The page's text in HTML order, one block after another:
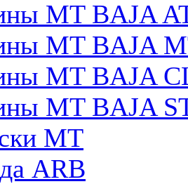
MT BAJA
MT BAJA
MT BAJA
MT BAJA
MT
ARB